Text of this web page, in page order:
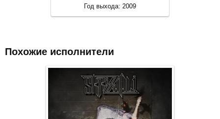
Год выхода: 2009
Похожие исполнители